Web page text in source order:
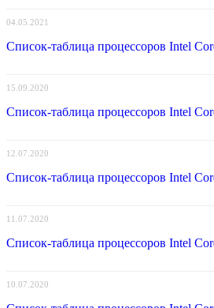
04.05.2021
Список-таблица процессоров Intel
15.09.2020
Список-таблица процессоров Intel
12.07.2020
Список-таблица процессоров Intel
11.07.2020
Список-таблица процессоров Intel
10.07.2020